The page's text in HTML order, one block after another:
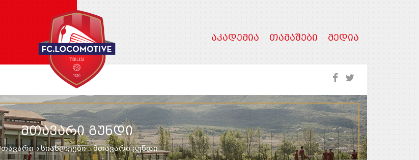
ᲐᲙᲐᲓᲔᲛᲘᲐ ᲗᲐᲛᲐᲨᲔᲑᲘ ᲛᲔᲓᲘᲐ
ᲛᲗᲐᲕᲐᲠᲘ ᲒᲣᲜᲓᲘ
მთავარი სიახლეები მთავარი გუნდი